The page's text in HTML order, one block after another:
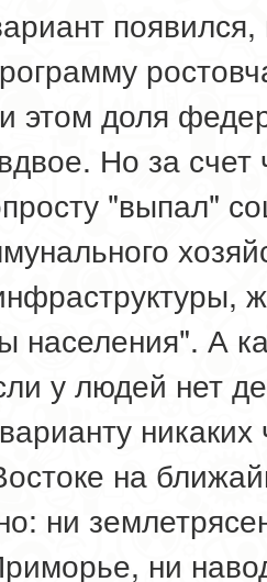
этом доля
Но за
"выпал"
населения". А
у людей нет
на
ни
ни